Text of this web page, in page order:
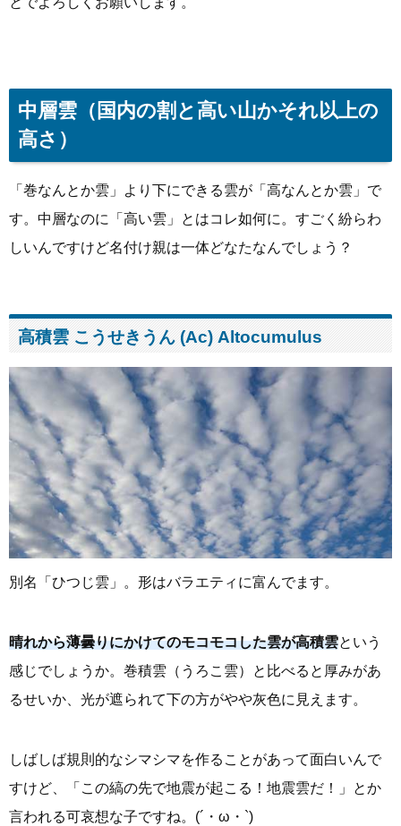
中層雲（国内の割と高い山かそれ以上の
高さ）
「巻なんとか雲」より下にできる雲が「高なんとか雲」で
す。中層なのに「高い雲」とはコレ如何に。すごく紛らわ
しいんですけど名付け親は一体どなたなんでしょう？
高積雲 こうせきうん (Ac) Altocumulus
別名「ひつじ雲」。形はバラエティに富んでます。
晴れから薄曇りにかけてのモコモコした雲が高積雲という
感じでしょうか。巻積雲（うろこ雲）と比べると厚みがあ
るせいか、光が遮られて下の方がやや灰色に見えます。
しばしば規則的なシマシマを作ることがあって面白いんで
すけど、「この縞の先で地震が起こる！地震雲だ！」とか
言われる可哀想な子ですね。(´・ω・`)